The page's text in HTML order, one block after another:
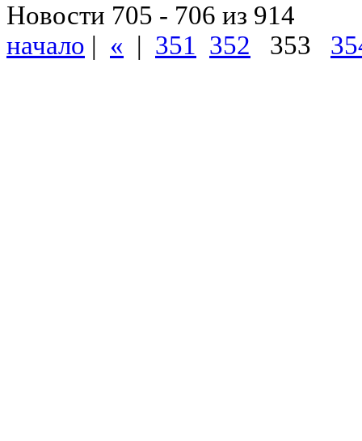
Новости 705 - 706 из 914
начало | « | 351 352 353